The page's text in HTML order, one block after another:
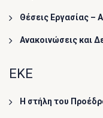
Θέσεις Εργασίας –
Ανακοινώσεις και
ΕΚΕ
Η στήλη του